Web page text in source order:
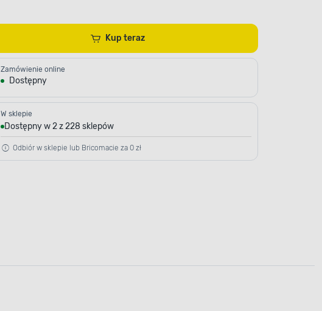
Kup teraz
Zamówienie online
Dostępny
W sklepie
Dostępny w 2 z 228 sklepów
Odbiór w sklepie lub Bricomacie za 0 zł